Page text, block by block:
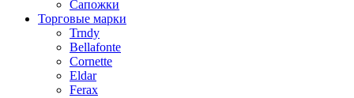
Сапожки
Торговые марки
Trndy
Bellafonte
Cornette
Eldar
Ferax